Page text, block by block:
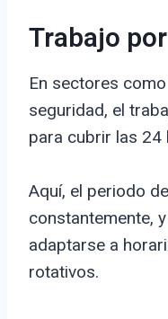
Trabajo
En sectores
seguridad, el
para cubrir las 24
Aquí, el periodo
constantemente,
adaptarse a
rotativos.